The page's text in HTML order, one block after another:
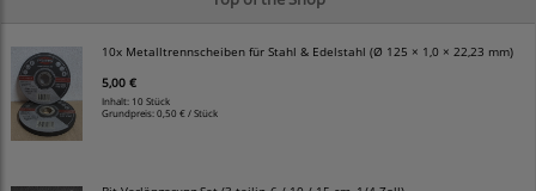
10x Metalltrennscheiben für Stahl & Edelstahl (Ø 125 × 1,0 × 22,23 mm)
5,00 €
Inhalt: 10 Stück
Grundpreis:0,50 € / Stück